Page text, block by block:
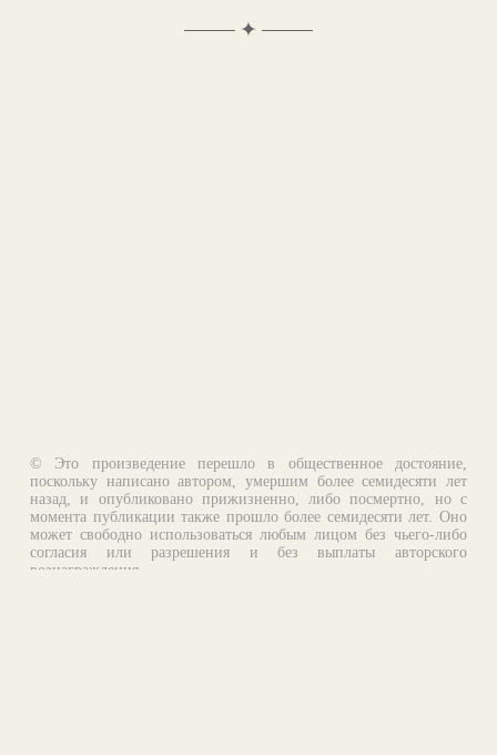
✦
© Это произведение перешло в общественное достояние,
поскольку написано автором, умершим более семидесяти лет
назад, и опубликовано прижизненно, либо посмертно, но с
момента публикации также прошло более семидесяти лет. Оно
может свободно использоваться любым лицом без чьего-либо
согласия или разрешения и без выплаты авторского
вознаграждения.